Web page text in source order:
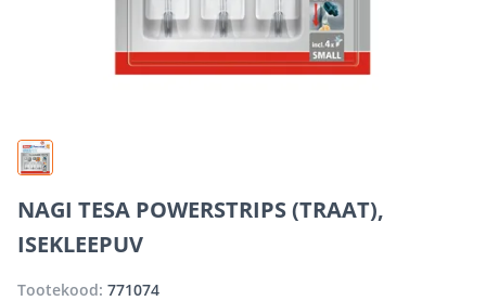
NAGI TESA POWERSTRIPS (TRAAT),
ISEKLEEPUV
Tootekood: 771074